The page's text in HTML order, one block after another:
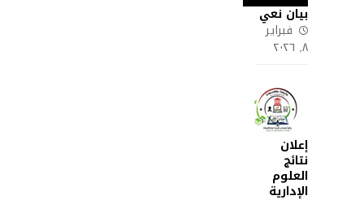
بيان نعي
فبراير
٨, ٢٠٢٦
إعلان
نتائج
العلوم
الإدارية